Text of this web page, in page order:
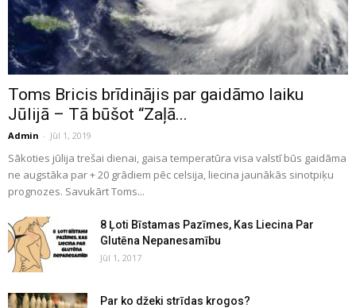
Toms Bricis brīdinājis par gaidāmo laiku
Jūlijā – Tā būšot “Zaļā...
Admin - Jūl 1, 2019
Sākoties jūlija trešai dienai, gaisa temperatūra visa valstī būs gaidāma
ne augstāka par + 20 grādiem pēc celsija, liecina jaunākās sinotpiķu
prognozes. Savukārt Toms...
8 Ļoti Bīstamas Pazīmes, Kas Liecina Par
Glutēna Nepanesamību
Jūl 1, 2017
Par ko džeki strīdas krogos?